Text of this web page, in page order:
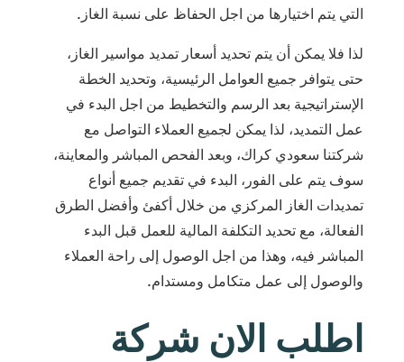
التي يتم اختيارها من اجل الحفاظ على نسبة الغاز.
لذا فلا يمكن أن يتم تحديد أسعار تمديد مواسير الغاز،
حتى يتوافر جميع العوامل الرئيسية، وتحديد الخطة
الإستراتيجية بعد الرسم والتخطيط من اجل البدء في
عمل التمديد، لذا يمكن لجميع العملاء التواصل مع
شركتنا سعودي كراك، وبعد الفحص المباشر والمعاينة،
سوف يتم على الفور، البدء في تقديم جميع أنواع
تمديدات الغاز المركزي من خلال أكفئ وأفضل الطرق
الفعالة، مع تحديد التكلفة المالية للعمل قبل البدء
المباشر فيه، وهذا من اجل الوصول إلى راحة العملاء
والوصول إلى عمل متكامل ومستدام.
اطلب الان شركة